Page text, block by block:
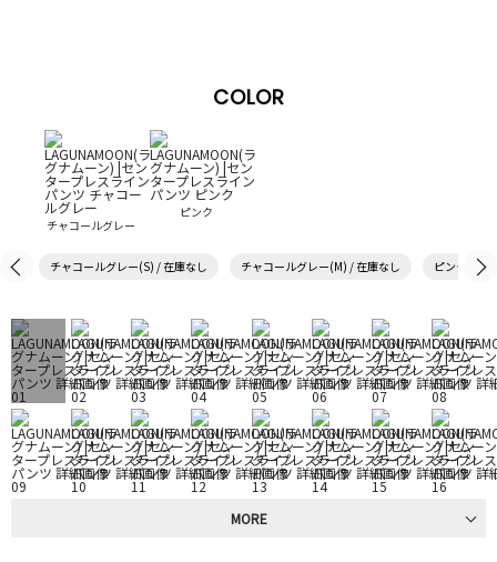
COLOR
チャコールグレー
ピンク
チャコールグレー(S) / 在庫なし チャコールグレー(M) / 在庫なし ピンク(S) /
MORE